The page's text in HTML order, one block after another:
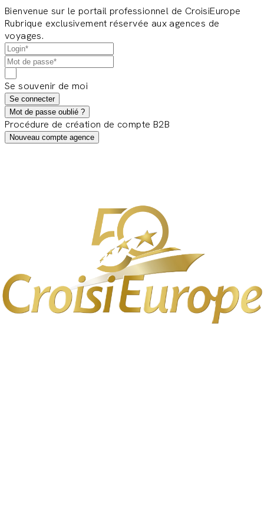
Bienvenue sur le portail professionnel de CroisiEurope
Rubrique exclusivement réservée aux agences de
voyages.
Se souvenir de moi
Se connecter
Mot de passe oublié ?
Procédure de création de compte B2B
Nouveau compte agence